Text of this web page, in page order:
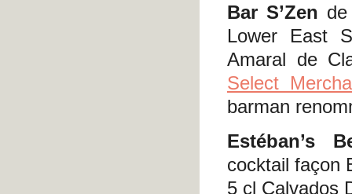
Bar S’Zen de
Lower East
Amaral de
Select
barman
Estéban’s
cocktail façon
5 cl Calvados